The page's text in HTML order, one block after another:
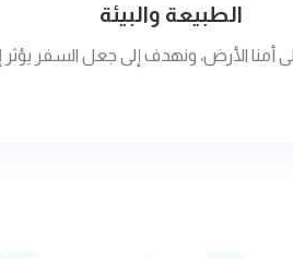
الطبيعة والبيئة
أمنا الأرض، ونهدف إلى جعل السفر يؤثر